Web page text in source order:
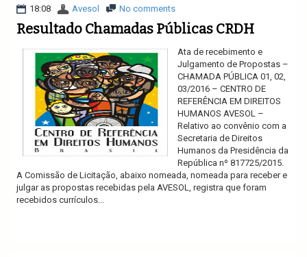
18:08 Avesol No comments
Resultado Chamadas Públicas CRDH
Ata de recebimento e
Julgamento de Propostas –
CHAMADA PÚBLICA 01, 02,
03/2016 – CENTRO DE
REFERÊNCIA EM DIREITOS
HUMANOS AVESOL –
Relativo ao convênio com a
Secretaria de Direitos
Humanos da Presidência da
República nº 817725/2015.
A Comissão de Licitação, abaixo nomeada, nomeada para receber e
julgar as propostas recebidas pela AVESOL, registra que foram
recebidos currículos...